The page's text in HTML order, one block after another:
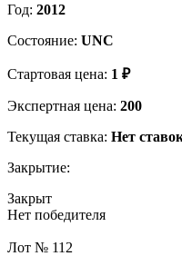
Год: 2012
Состояние: UNC
Стартовая цена: 1 ₽
Экспертная цена: 200
Текущая ставка: Нет
Закрытие:
Закрыт
Нет победителя
Лот № 112